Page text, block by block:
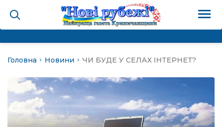
громада
Головна Новини ЧИ БУДЕ У СЕЛАХ ІНТЕРНЕТ?